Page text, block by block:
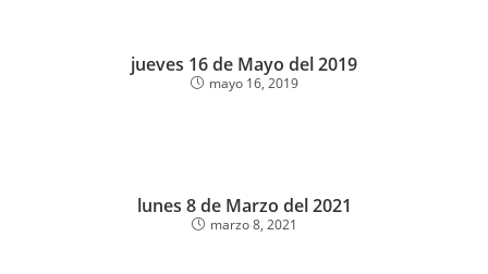
jueves 16 de Mayo del 2019
mayo 16, 2019
lunes 8 de Marzo del 2021
marzo 8, 2021